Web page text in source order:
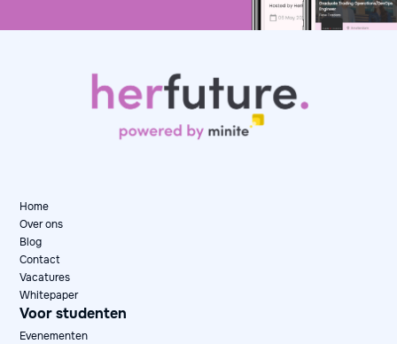
Home
Over ons
Blog
Contact
Vacatures
Whitepaper
Voor studenten
Evenementen